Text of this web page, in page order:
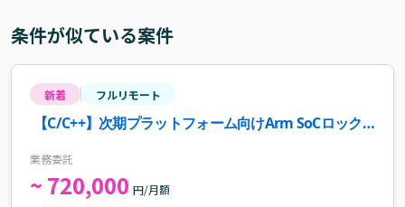
条件が似ている案件
新着 フルリモート
【C/C++】次期プラットフォーム向けArm SoCロック
業務委託
~ 720,000 円/月額